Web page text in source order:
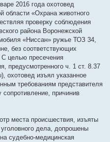
2016 года охотовед
области «Охрана животного
проверку соблюдения
района Воронежской
«Ниссан» ружье ТОЗ 34,
без соответствующих
С целью пресечения
предусмотренного ч. 1 ст. 8.37
охотовед изъял указанное
требованиям представителя
причинив
места происшествия, изъяты
дела, допрошены
судебно-медицинская